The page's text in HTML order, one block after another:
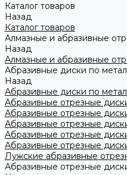
Каталог товаров
Назад
Каталог товаров
Алмазные и абразивные
Назад
Алмазные и абразивные
Абразивные диски по
Назад
Абразивные диски по
Абразивные отрезные
Абразивные отрезные
Абразивные отрезные
Абразивные отрезные
Абразивные отрезные
Лужские абразивные
Абразивные отрезные